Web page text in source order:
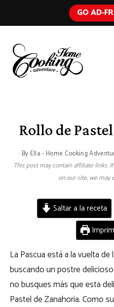
GO AD-
Everyday
Ingredients
Rollo de
By Ella - Home Cooking
This post may contain affiliate links.
on our site, we may
Saltar a la receta
La Pascua está a la vuelta de
buscando un postre
no busques más que esta
Pastel de Zanahoria. Como